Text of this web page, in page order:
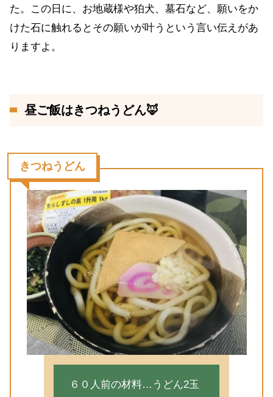
た。この日に、お地蔵様や狛犬、墓石など、願いをか
けた石に触れるとその願いが叶うという言い伝えがあ
りますよ。
昼ご飯はきつねうどん🦊
きつねうどん
６０人前の材料…うどん2玉